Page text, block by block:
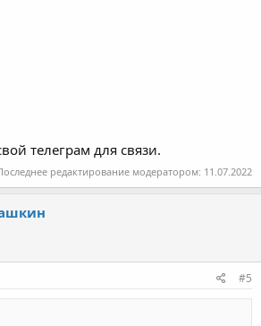
телеграм для связи.
редактирование модератором: 11.07.2022
#5